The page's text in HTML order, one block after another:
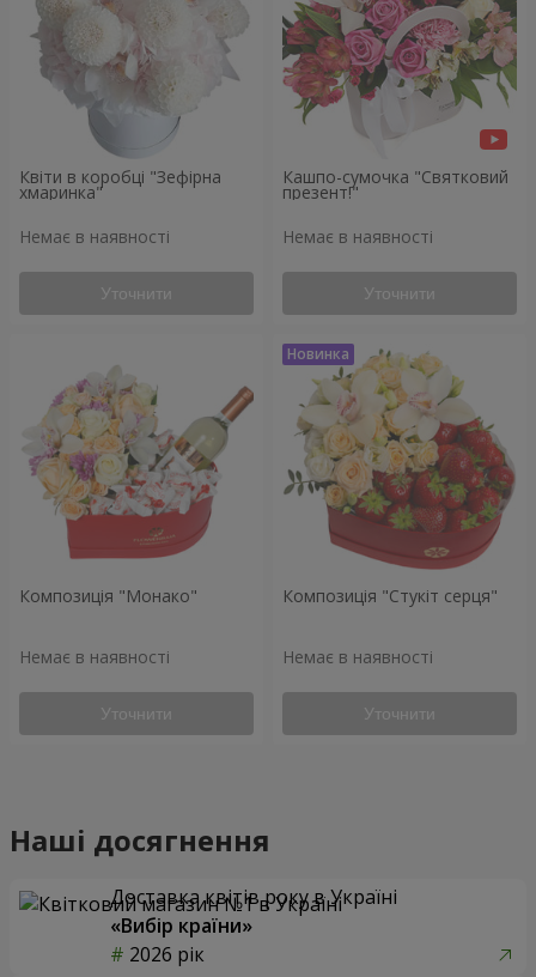
Квіти в коробці "Зефірна
хмаринка"
Немає в наявності
Уточнити
Кашпо-сумочка "Святковий
презент!"
Немає в наявності
Уточнити
Композиція "Монако"
Немає в наявності
Уточнити
Композиція "Стукіт серця"
Немає в наявності
Уточнити
Наші досягнення
Доставка квітів року в Україні
«Вибір країни»
2026 рік